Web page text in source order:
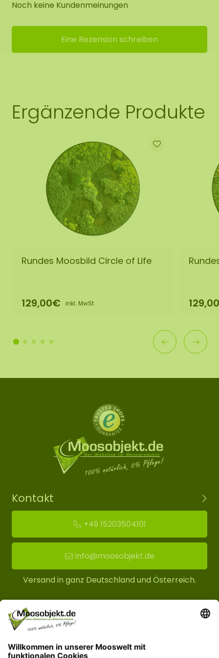
Noch keine Kundenmeinungen
Eine Rezension schreiben
Ergänzende Produkte
Rundes Moosbild Circle of Life
129,00€ inkl. MwSt
Kontakt
+49 15203504101
info@moosobjekt.de
Versand in ganz Deutschland und Österreich.
Kundenservice
Informationen